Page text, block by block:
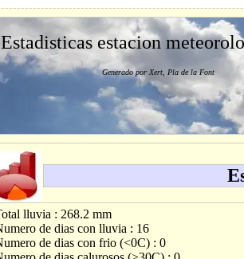
Estadisticas estacion
Generado por Xert, Pla de la Font